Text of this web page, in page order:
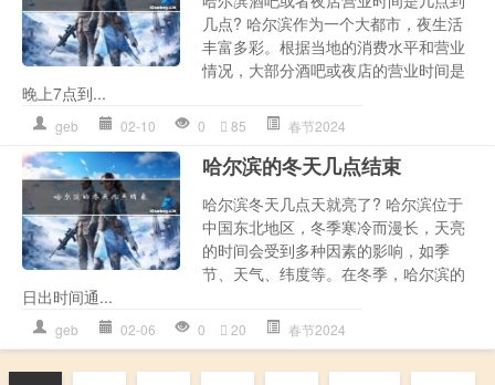
几点? 哈尔滨作为一个大都市，夜生活
丰富多彩。根据当地的消费水平和营业
情况，大部分酒吧或夜店的营业时间是
晚上7点到...
geb 02-10 0 85 春节2024
哈尔滨的冬天几点结束
哈尔滨冬天几点天就亮了? 哈尔滨位于
中国东北地区，冬季寒冷而漫长，天亮
的时间会受到多种因素的影响，如季
节、天气、纬度等。在冬季，哈尔滨的
日出时间通...
geb 02-06 0 20 春节2024